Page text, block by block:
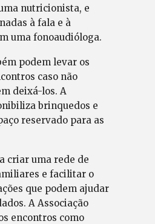
nutricionista, e
à fala e à
uma fonoaudióloga.
podem levar os
caso não
deixá-los. A
brinquedos e
reservado para as
criar uma rede de
e facilitar o
que podem ajudar
A Associação
encontros como